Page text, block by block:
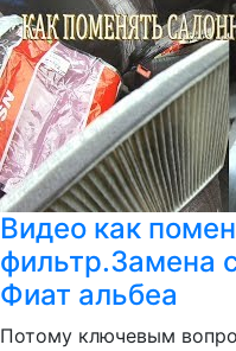
Видео как
фильтр.Замена
Фиат альбеа
Потому ключевым